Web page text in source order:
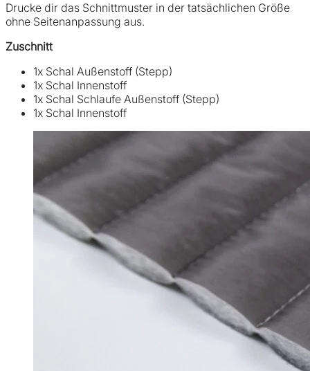
Drucke dir das Schnittmuster in der tatsächlichen Größe
ohne Seitenanpassung aus.
Zuschnitt
1x Schal Außenstoff (Stepp)
1x Schal Innenstoff
1x Schal Schlaufe Außenstoff (Stepp)
1x Schal Innenstoff